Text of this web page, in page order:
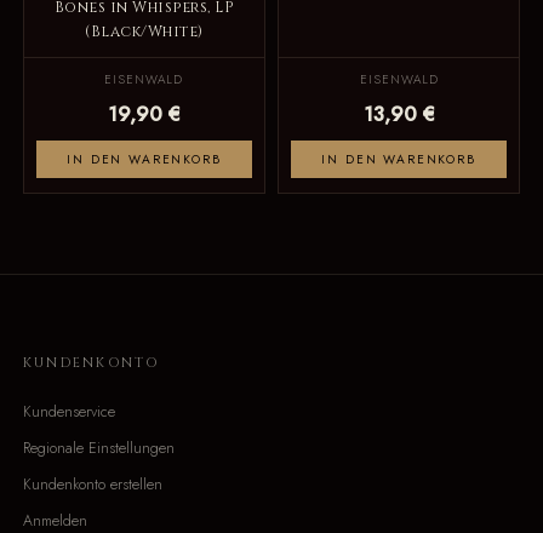
Bones in Whispers, LP
(Black/White)
EISENWALD
19,90 €
IN DEN WARENKORB
EISENWALD
13,90 €
IN DEN WARENKORB
KUNDENKONTO
Kundenservice
Regionale Einstellungen
Kundenkonto erstellen
Anmelden